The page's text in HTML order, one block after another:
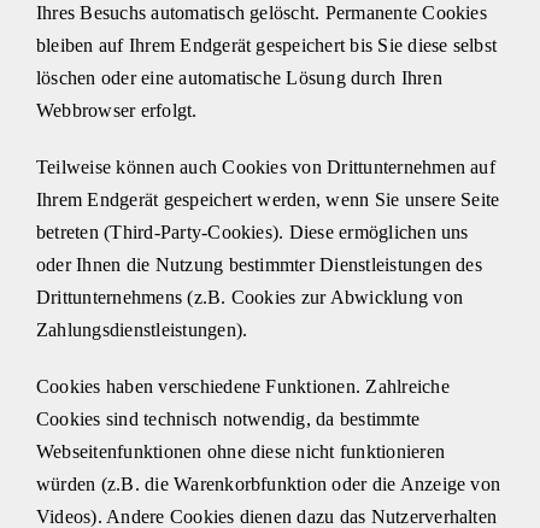
Ihres Besuchs automatisch gelöscht. Permanente Cookies
bleiben auf Ihrem Endgerät gespeichert bis Sie diese selbst
löschen oder eine automatische Lösung durch Ihren
Webbrowser erfolgt.
Teilweise können auch Cookies von Drittunternehmen auf
Ihrem Endgerät gespeichert werden, wenn Sie unsere Seite
betreten (Third-Party-Cookies). Diese ermöglichen uns
oder Ihnen die Nutzung bestimmter Dienstleistungen des
Drittunternehmens (z.B. Cookies zur Abwicklung von
Zahlungsdienstleistungen).
Cookies haben verschiedene Funktionen. Zahlreiche
Cookies sind technisch notwendig, da bestimmte
Webseitenfunktionen ohne diese nicht funktionieren
würden (z.B. die Warenkorbfunktion oder die Anzeige von
Videos). Andere Cookies dienen dazu das Nutzerverhalten